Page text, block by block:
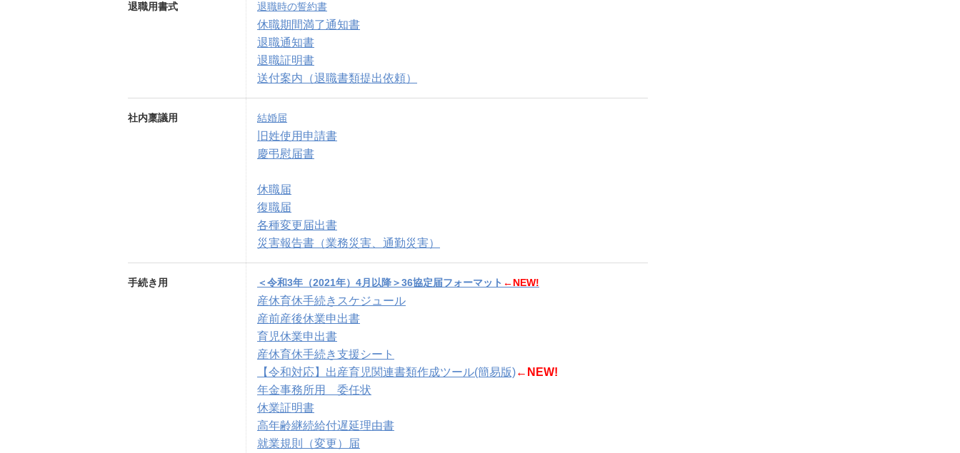
退職用書式 退職時の誓約書
休職期間満了通知書
退職通知書
退職証明書
送付案内（退職書類提出依頼）
社内稟議用 結婚届
旧姓使用申請書
慶弔慰届書
休職届
復職届
各種変更届出書
災害報告書（業務災害、通勤災害）
手続き用 ＜令和3年（2021年）4月以降＞36協定届フォーマット ←NEW!
産休育休手続きスケジュール
産前産後休業申出書
育児休業申出書
産休育休手続き支援シート
【令和対応】出産育児関連書類作成ツール(簡易版)←NEW!
年金事務所用 委任状
休業証明書
高年齢継続給付遅延理由書
就業規則（変更）届